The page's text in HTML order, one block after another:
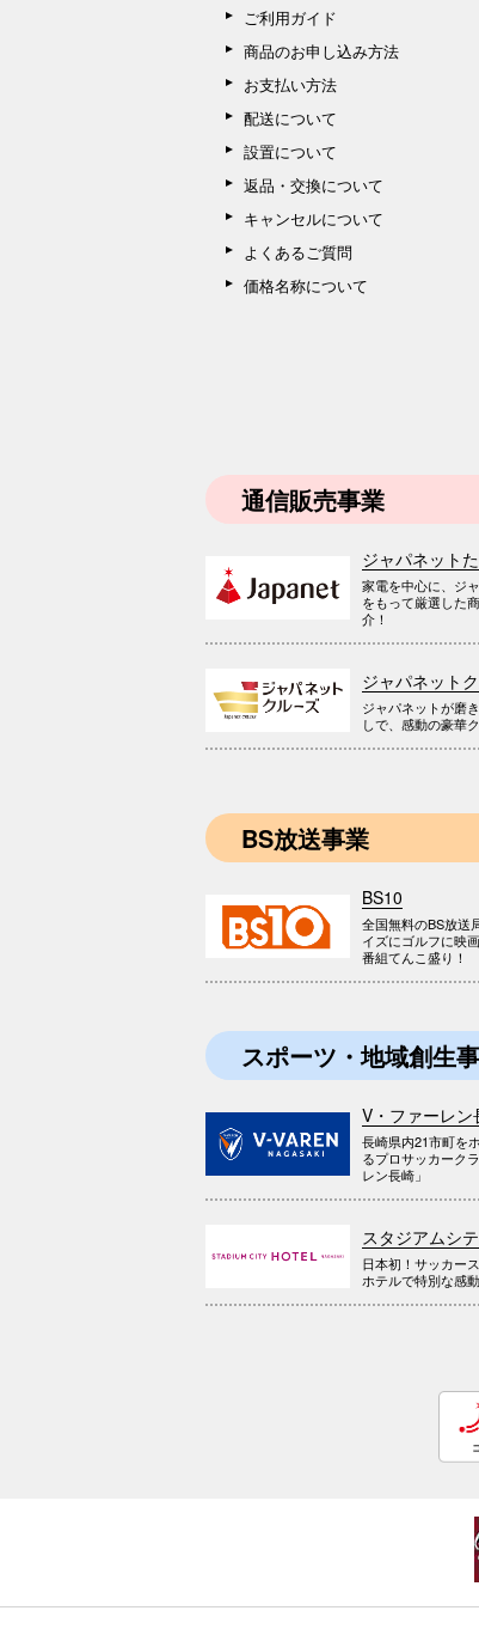
ご利用ガイド
商品のお申し込み方法
お支払い方法
配送について
設置について
返品・交換について
キャンセルについて
よくあるご質問
価格名称について
通信販売事業
ジャパネット
家電を中心に、ジ
をもって厳選した
介！
ジャパネット
ジャパネットが磨
しで、感動の豪華
BS放送事業
BS10
全国無料のBS放送
イズにゴルフに映
番組てんこ盛り！
スポーツ・地域創生
V・ファーレン
長崎県内21市町を
るプロサッカーク
レン長崎」
スタジアムシ
日本初！サッカー
ホテルで特別な感